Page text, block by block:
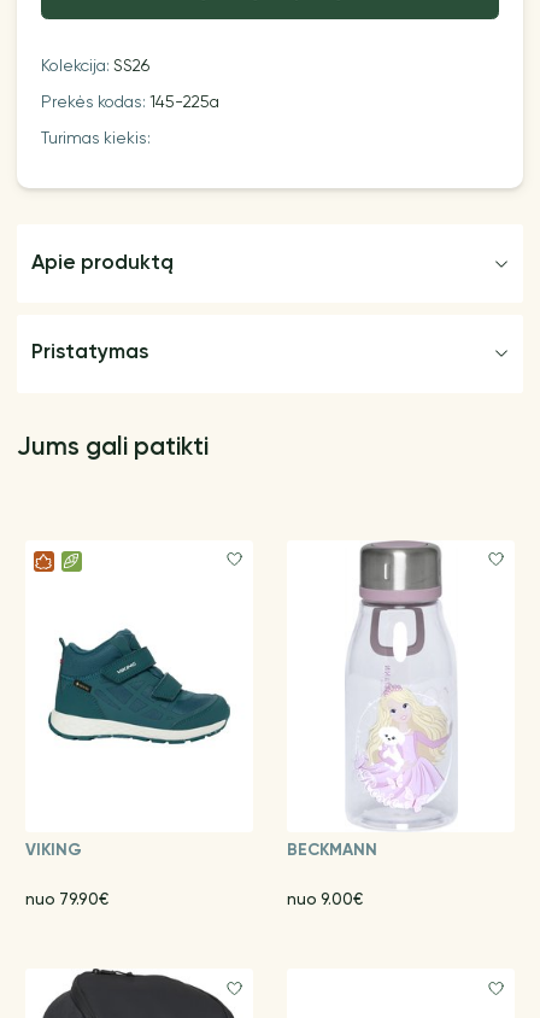
Kolekcija:SS26
Prekės kodas:145-225a
Turimas kiekis:
Apie produktą
Pristatymas
Jums gali patikti
VIKING
nuo 79.90€
BECKMANN
nuo 9.00€